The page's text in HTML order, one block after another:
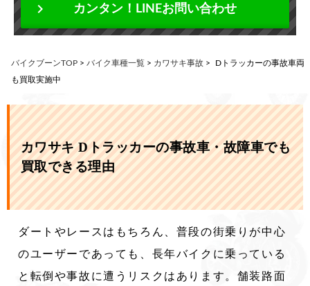
chevron_right カンタン！LINEお問い合わせ
バイクブーンTOP > バイク車種一覧 > カワサキ事故 >
Dトラッカーの事故車両
も買取実施中
カワサキ Dトラッカーの事故車・故障車でも
買取できる理由
ダートやレースはもちろん、普段の街乗りが中心
のユーザーであっても、長年バイクに乗っている
と転倒や事故に遭うリスクはあります。舗装路面